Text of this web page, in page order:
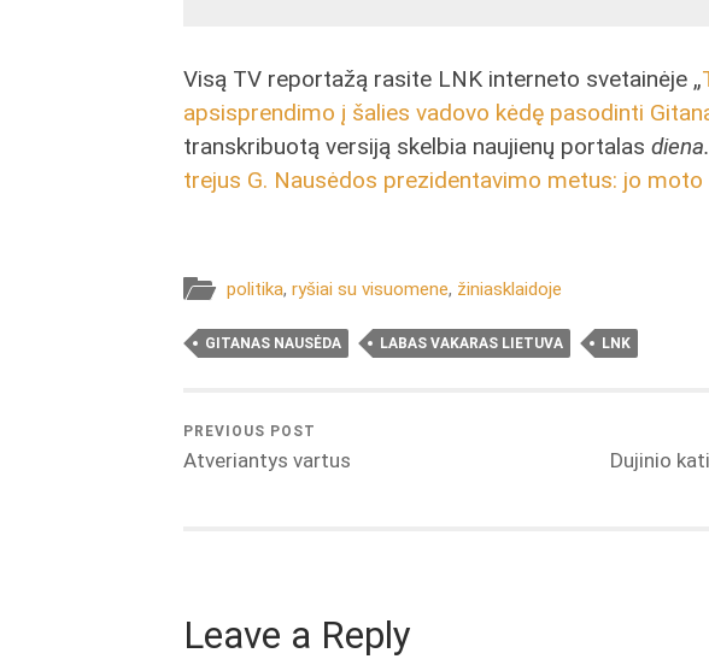
Visą TV reportažą rasite LNK interneto svetainėje „
apsisprendimo į šalies vadovo kėdę pasodinti
transkribuotą versiją skelbia naujienų portalas
trejus G. Nausėdos prezidentavimo metus: jo
politika, ryšiai su visuomene, žiniasklaidoje
GITANAS NAUSĖDA LABAS VAKARAS LIETUVA LNK
PREVIOUS POST
Atveriantys vartus
Dujinio
Leave a Reply